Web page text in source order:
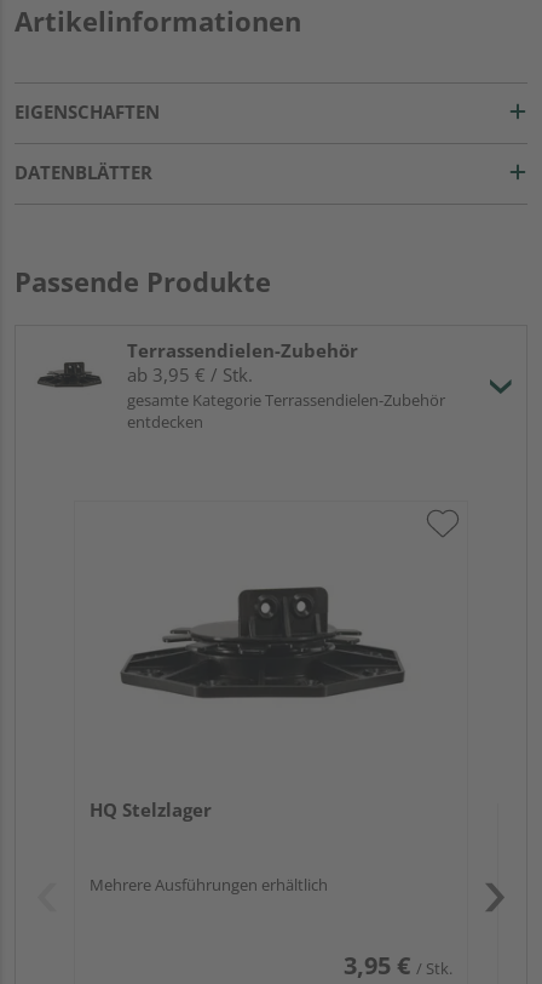
Artikelinformationen
EIGENSCHAFTEN
DATENBLÄTTER
Passende Produkte
Terrassendielen-Zubehör
ab 3,95 € / Stk.
gesamte Kategorie Terrassendielen-Zubehör
entdecken
HQ Stelzlager
Mehrere Ausführungen erhältlich
3,95 € / Stk.